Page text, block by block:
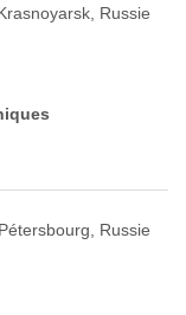
Russie
Russie